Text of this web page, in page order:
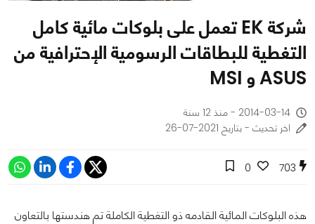
شركة EK تعمل على بلوكات مائية كامل
التغطية للبطاقات الرسومية الإحترافية من
ASUS و MSI
2014-03-14 - منذ 12 سنة
اخر تحديث - بتاريخ 2021-07-26
703
0
هذه البلوكات المائية القادمه ذو التغطية الكاملة تم هندستها بالتعاون